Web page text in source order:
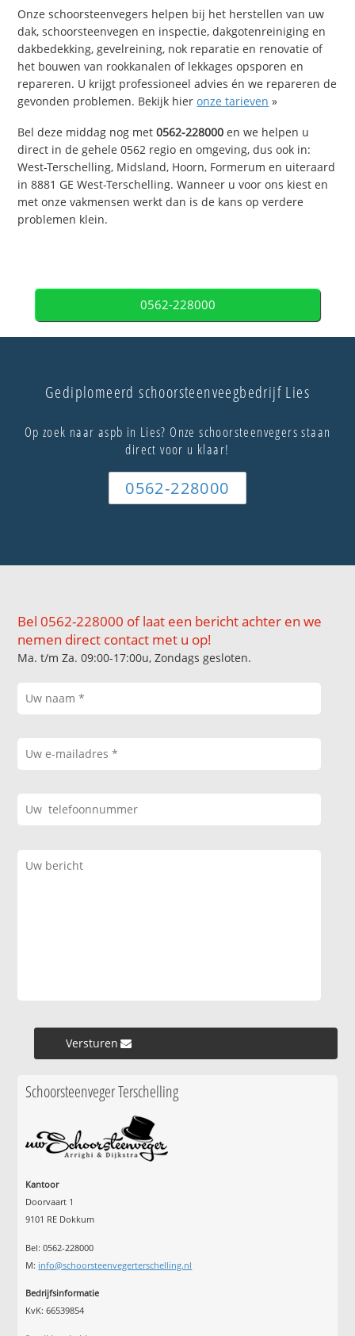
Onze schoorsteenvegers helpen bij het herstellen van uw
dak, schoorsteenvegen en inspectie, dakgotenreiniging en
dakbedekking, gevelreining, nok reparatie en renovatie of
het bouwen van rookkanalen of lekkages opsporen en
repareren. U krijgt professioneel advies én we repareren de
gevonden problemen. Bekijk hieronze tarieven »
Bel deze middag nog met0562-228000 en we helpen u
direct in de gehele 0562 regio en omgeving, dus ook in:
West-Terschelling, Midsland, Hoorn, Formerum en uiteraard
in 8881 GE West-Terschelling. Wanneer u voor ons kiest en
met onze vakmensen werkt dan is de kans op verdere
problemen klein.
0562-228000
Gediplomeerd schoorsteenveegbedrijf Lies
Op zoek naar aspb in Lies? Onze schoorsteenvegers staan
direct voor u klaar!
0562-228000
Bel 0562-228000 of laat een bericht achter en we
nemen direct contact met u op!
Ma. t/m Za. 09:00-17:00u, Zondags gesloten.
Versturen »
Schoorsteenveger Terschelling
Kantoor
Doorvaart 1
9101 RE Dokkum
Bel: 0562-228000
M: info@schoorsteenvegerterschelling.nl
Bedrijfsinformatie
KvK: 66539854